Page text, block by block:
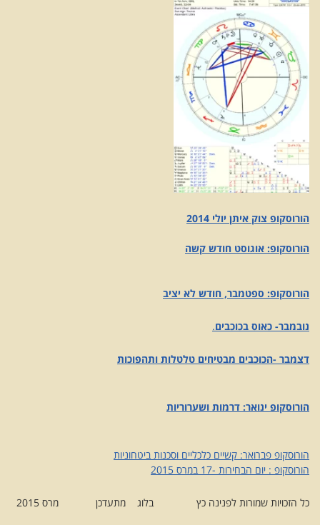
הורוסקופ צוק איתן יולי 2014
הורוסקופ: אוגוסט חודש קשה
הורוסקופ: ספטמבר, חודש לא יציב
נובמבר- כאוס בכוכבים.
דצמבר -הכוכבים מבטיחים טלטלות ותהפוכות
הורוסקופ ינואר: דרמות ושערוריות
הורוסקופ פברואר: קשיים כלכליים וסכנות ביטחוניות
הורוסקופ : יום הבחירות -17 במרס 2015
כל הזכויות שמורות לפנינה כץ בלוג מתעדכן מרס 2015